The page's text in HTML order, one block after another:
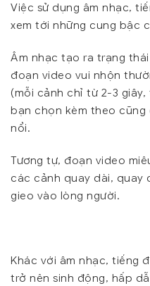
Việc sử dụng âm nhạc,
xem tới những cung bậc
Âm nhạc tạo ra trạng
đoạn video vui nhộn
(mỗi cảnh chỉ từ 2-3 giây,
bạn chọn kèm theo
nổi.
Tương tự, đoạn video
các cảnh quay dài, quay
gieo vào lòng người.
Khác với âm nhạc, tiếng
trở nên sinh động, hấp